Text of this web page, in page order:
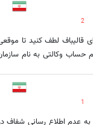
2
حساب وکالتی به نام
1
به عدم اطلاع رسانی شفاف